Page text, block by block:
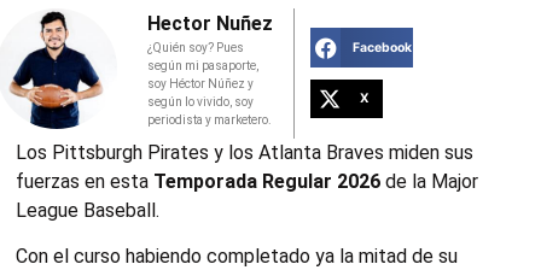
Hector Nuñez
¿Quién soy? Pues
según mi pasaporte,
soy Héctor Núñez y
según lo vivido, soy
periodista y marketero.
Facebook
X
Los Pittsburgh Pirates y los Atlanta Braves miden sus
fuerzas en esta Temporada Regular 2026 de la Major
League Baseball.
Con el curso habiendo completado ya la mitad de su